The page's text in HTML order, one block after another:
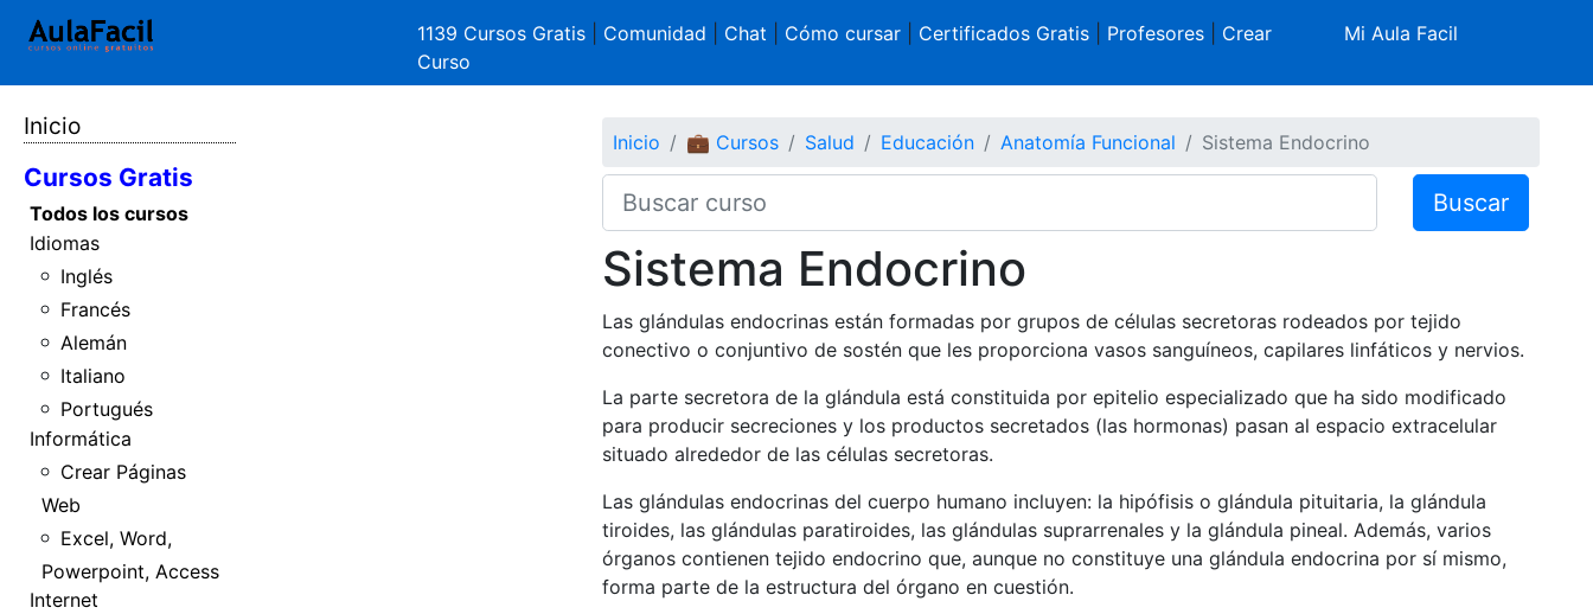
1139 Cursos Gratis Comunidad Chat Cómo cursar| Certificados Gratis| Profesores| Crear
Curso
Mi Aula Facil
Inicio
Cursos Gratis
Todos los cursos
Idiomas
Inglés
Francés
Alemán
Italiano
Portugués
Informática
Crear Páginas
Web
Excel, Word,
Powerpoint, Access
Internet
Inicio 💼 Cursos Salud Educación Anatomía Funcional Sistema Endocrino
Buscar
Sistema Endocrino
Las glándulas endocrinas están formadas por grupos de células secretoras rodeados por tejido
conectivo o conjuntivo de sostén que les proporciona vasos sanguíneos, capilares linfáticos y nervios.
La parte secretora de la glándula está constituida por epitelio especializado que ha sido modificado
para producir secreciones y los productos secretados (las hormonas) pasan al espacio extracelular
situado alrededor de las células secretoras.
Las glándulas endocrinas del cuerpo humano incluyen: la hipófisis o glándula pituitaria, la glándula
tiroides, las glándulas paratiroides, las glándulas suprarrenales y la glándula pineal. Además, varios
órganos contienen tejido endocrino que, aunque no constituye una glándula endocrina por sí mismo,
forma parte de la estructura del órgano en cuestión.